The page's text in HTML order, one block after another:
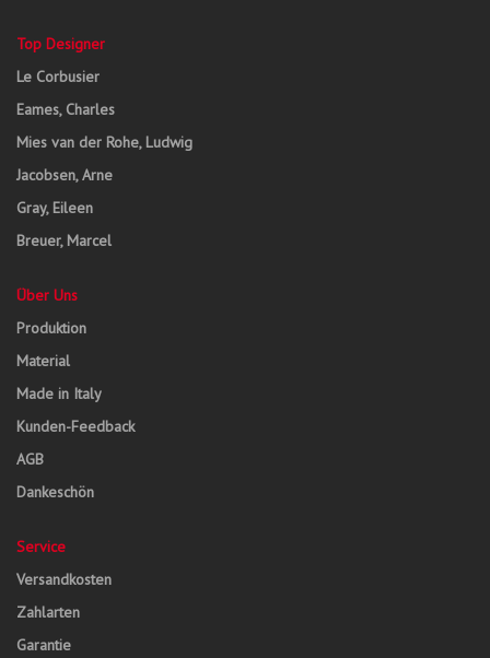
Top Designer
Le Corbusier
Eames, Charles
Mies van der Rohe, Ludwig
Jacobsen, Arne
Gray, Eileen
Breuer, Marcel
Über Uns
Produktion
Material
Made in Italy
Kunden-Feedback
AGB
Dankeschön
Service
Versandkosten
Zahlarten
Garantie